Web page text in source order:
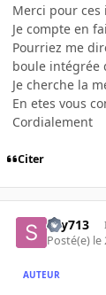
Merci pour ces
Je compte en
Pourriez me
boule intégrée
Je cherche la
En etes vous
Cordialement
Citer
sky713
Posté(e) le
AUTEUR